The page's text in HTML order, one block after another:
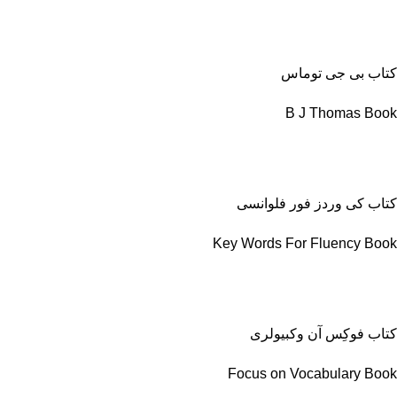
کتاب بی جی توماس
B J Thomas Book
کتاب کی وردز فور فلوانسی
Key Words For Fluency Book
کتاب فوکِس آن وکبیولری
Focus on Vocabulary Book